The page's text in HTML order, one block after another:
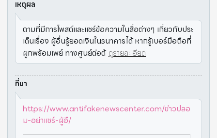
เหตุผล
ตามที่มีการโพสต์และแชร์ข้อความในสื่อต่างๆ เกี่ยวกับประ
เด็นเรื่อง ผู้อื่นรู้ยอดเงินในธนาคารได้ หากรู้เบอร์มือถือที่
ผูกพร้อมเพย์ ทางศูนย์ต่อต้ ดูรายละเอียด
ที่มา
https://www.antifakenewscenter.com/ข่าวปลอ
ม-อย่าแชร์-ผู้อื/